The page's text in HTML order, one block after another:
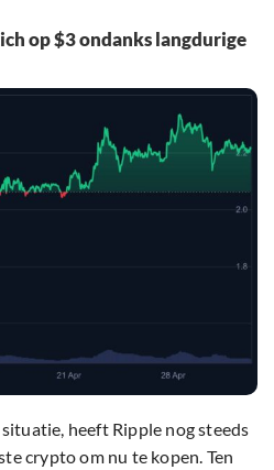
op $3 ondanks langdurige
heeft Ripple nog steeds
crypto om nu te kopen. Ten